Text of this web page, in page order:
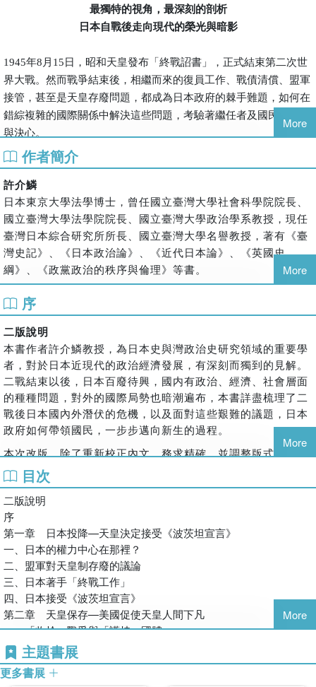
最獨特的視角，最深刻的剖析
日本自戰後走向現代的榮光與暗影
1945年8 月 15 日，昭和天皇發布 「 終戰詔書 」
，正式結束第二次世
界大戰。然而戰爭結束後，相繼而來的復員工作、戰債清償、盟軍
接管，甚至是天皇存廢問題，都成為日本政府的棘手難題，如何在
錯綜複雜的國際關係中解決這些問題，考驗著繼任者及國民的智慧
與決心。
控制還是合作？錯綜複雜的日美關係
以美國為首，盟軍在戰後接管了日本政府。儘管美國政府曾向盟軍
邀請其他國家派遣佔領軍，但大體上而言，日本在戰後幾乎可以說
是落入美軍手中。美國在日本施行間接統治，並將日本作為對抗共
產主義的基地之一。而從日本政府而言，巧妙的運用盟軍以及總司
令部內的矛盾，逐步取回對內政的掌控權。然而在過程之中，權力
的鬥爭與利益糾葛，也一直潛伏在官僚體系之中。
從重建到成長－－經濟高度發展
償等諸多經濟問題。對日本而言，穩定經濟與與穩定國家被視作相
同的概念。日本政府在戰後積極投入經濟發展，1950年韓戰爆發，
使軍需市場擴大，並進一步的帶動日本的出口大量增加，替戰後日
本經濟打下基礎。而日本政府透過各種獎勵出口政策、完善的資金
貸款措與正確的對外貿易政策，帶領日本走出戰後的低靡經濟情
況，步上高度發展的道路。
作者參酌豐富的史料文獻，具體分析1945年後及至今日，日本
如何因應這些挑戰，並一步步邁向現代化國家的歷程，帶領讀
者理解戰後日本史的許多重要議題，包括美軍占領與日本民主
改革的關係、天皇制為何能保存、韓戰如何幫助日本經濟起
飛、自民黨的一黨獨大體制如何產生，以及日本的二十一世紀
戰略為何？尤其獨特的是，本書更參酌了日本的國情與民族
性，兼具歷史研究的理性與國族情懷的感性，為現代日本的形
成，尋求一個答案。
More
作者簡介
許介鱗
日本東京大學法學博士，曾任國立臺灣大學社會科學院院長、
國立臺灣大學法學院院長、國立臺灣大學政治學系教授，現任
臺灣日本綜合研究所所長、國立臺灣大學名譽教授，著有《臺
灣史記》、《日本政治論》、《近代日本論》、《英國史
綱》、《政黨政治的秩序與倫理》等書。
More
序
二版說明
本書作者許介鱗教授，為日本史與灣政治史研究領域的重要學
者，對於日本近現代的政治經濟發展，有深刻而獨到的見解。
二戰結束以後 ， 日本百廢待興，國内有政治、經濟、社會層面
的種種問題，對外的國際局勢也暗潮遍布，本書詳盡梳理了二
戰後日本國內外潛伏的危機，以及面對這些艱難的議題，日本
政府如何帶領國民，一步步邁向新生的過程。
本次改版，除了重新校正內文，務求精確，並調整版式與新增
圖片，期望讀者有更舒適的閱讀享受，也能在求知的過程中對
日本歷史有更立體的認識，進而理解現代日本之所以如此的脈
絡。
編輯部謹識
序
十多年俞我在東京出版了一本日文書《中國人の視座から》
（東京：そしえて社，1979
本近代史，舉凡幕府末年的「尊王攘夷論」，福澤諭吉的「文
明開化論」，北一輝的「昭和維新論」等等日本通俗的一般
論，都加以批駁痛擊。
1987年臺北的《日本文摘》編輯部，認為此書批判我國戴季陶
的「日本論」，日本林房雄的「大東亞戰爭肯定論」，美國賴
More
目次
二版說明
序
第一章 日本投降—天皇決定接受《波茨坦宣言》
一、日本的權力中心在那裡？
二、盟軍對天皇制存廢的議論
三、日本著手「終戰工作」
四、日本接受《波茨坦宣言》
第二章 天皇保存—美國促使天皇人間下凡
一、「收拾」戰爭與「護持」國體
二、如何規避天皇的戰爭責任
三、天皇祕密拜見麥帥的用意
四、盟總促行日本民主化
More
主題書展
更多書展